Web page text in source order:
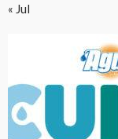
« Jul